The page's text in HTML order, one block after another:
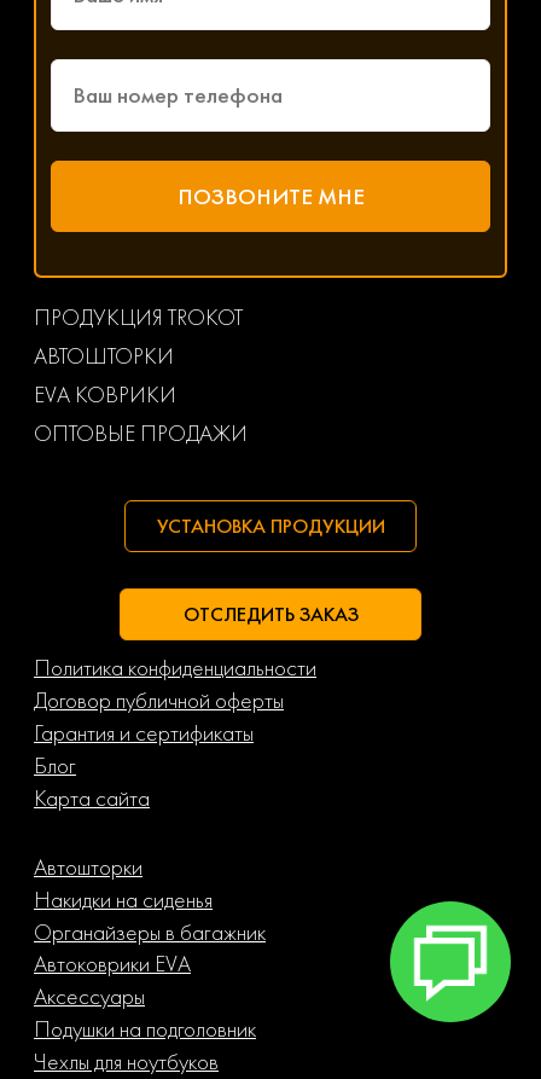
ПРОДУКЦИЯ TROKOT
АВТОШТОРКИ
EVA КОВРИКИ
ОПТОВЫЕ ПРОДАЖИ
УСТАНОВКА ПРОДУКЦИИ
ОТСЛЕДИТЬ ЗАКАЗ
Политика конфиденциальности
Договор публичной оферты
Гарантия и сертификаты
Блог
Карта сайта
Автошторки
Накидки на сиденья
Органайзеры в багажник
Автоковрики EVA
Аксессуары
Подушки на подголовник
Чехлы для ноутбуков